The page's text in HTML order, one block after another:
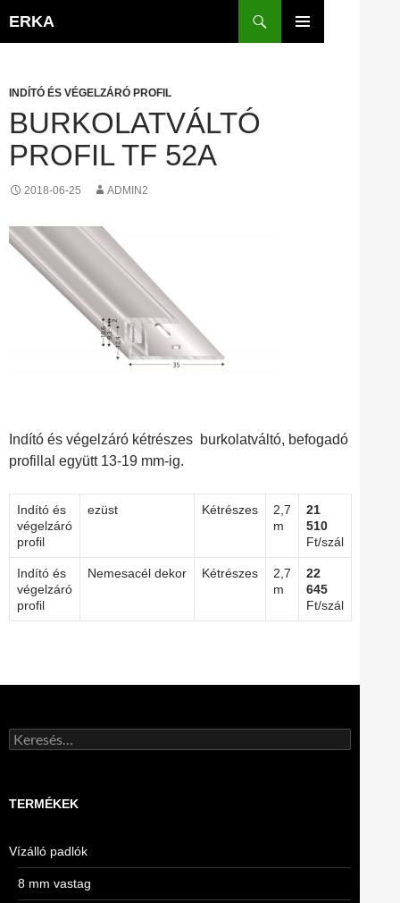
ERKA
INDÍTÓ ÉS VÉGELZÁRÓ PROFIL
BURKOLATVÁLTÓ
PROFIL TF 52A
2018-06-25 ADMIN2
Indító és végelzáró kétrészes burkolatváltó, befogadó
profillal együtt 13-19 mm-ig.
Indító és
végelzáró
profil
ezüst Kétrészes
2,7
m
21
510
Ft/szál
Indító és
végelzáró
profil
Nemesacél dekor Kétrészes
2,7
m
22
645
Ft/szál
Keresés:
TERMÉKEK
Vízálló padlók
8 mm vastag